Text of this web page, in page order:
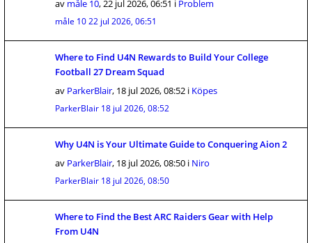
av måle 10,22 jul 2026, 06:51 i Problem
måle 1022 jul 2026, 06:51
Where to Find U4N Rewards to Build Your College
Football 27 Dream Squad
av ParkerBlair, 18 jul 2026, 08:52 i Köpes
ParkerBlair 18 jul 2026, 08:52
Why U4N is Your Ultimate Guide to Conquering Aion 2
av ParkerBlair, 18 jul 2026, 08:50 i Niro
ParkerBlair 18 jul 2026, 08:50
Where to Find the Best ARC Raiders Gear with Help
From U4N